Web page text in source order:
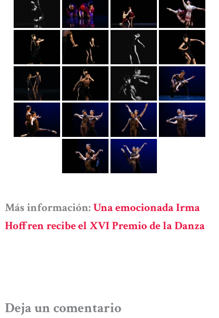
Más información: Una emocionada Irma
Hoffren recibe el XVI Premio de la Danza
Deja un comentario